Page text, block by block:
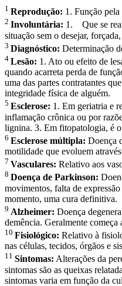
1 Reprodução: 1. Função
2 Involuntária: 1. Que se
situação sem o desejar,
3 Diagnóstico: Determinação
4 Lesão: 1. Ato ou efeito de
quando acarreta perda de
uma das partes contratantes
integridade física de alguém.
5 Esclerose: 1. Em geriatria e
inflamação crônica ou por
lignina. 3. Em fitopatologia, é
6 Esclerose múltipla: Doença
motilidade que evoluem
7 Vasculares: Relativo aos
8 Doença de Parkinson:
movimentos, falta de
momento, uma cura definitiva.
9 Alzheimer: Doença
demência. Geralmente
10 Fisiológico: Relativo à
nas células, tecidos, órgãos e
11 Sintomas: Alterações da
sintomas são as queixas
sintomas varia em função da